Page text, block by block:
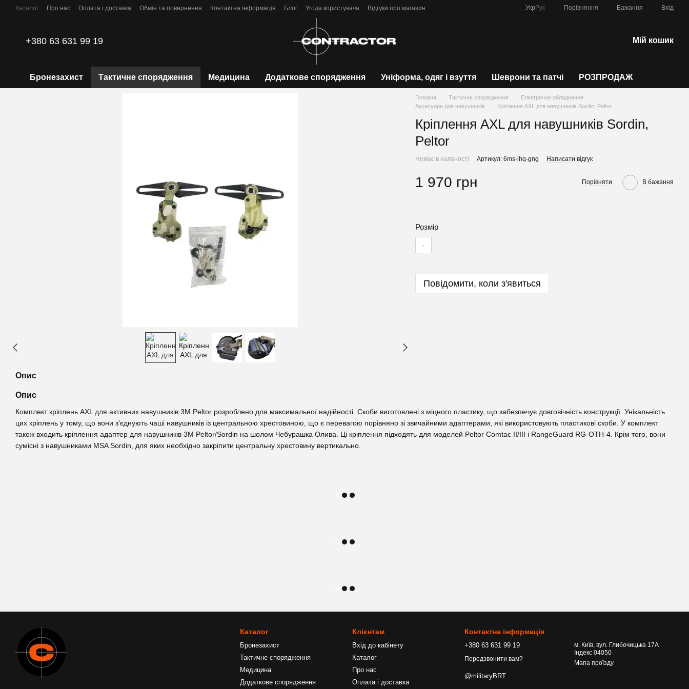
Перейти до основного контенту
Каталог Про нас Оплата і доставка Обмін та повернення Контактна інформація Блог Угода користувача
Відгуки про магазин
Укр Рус Порівняння Бажання Вхід
+380 63 631 99 19 Мій кошик
Бронезахист Тактичне спорядження Медицина Додаткове спорядження Уніформа, одяг і взуття Шеврони та патчі РОЗПРОДАЖ
Головна Тактичне спорядження
Електричне обладнання
Аксесуари для навушників
Кріплення AXL для навушників Sordin, Peltor
Кріплення AXL для навушників Sordin,
Peltor
Немає в наявності Артикул: 6ms-ihq-gng Написати відгук
1 970 грн Порівняти В бажання
Розмір
-
Повідомити, коли з'явиться
Опис
Опис
Комплект кріплень AXL для активних навушників 3M Peltor розроблено для максимальної надійності. Скоби виготовлені з міцного пластику, що забезпечує довговічність конструкції. Унікальність
цих кріплень у тому, що вони з'єднують чаші навушників із центральною хрестовиною, що є перевагою порівняно зі звичайними адаптерами, які використовують пластикові скоби. У комплект
також входить кріплення адаптер для навушників 3M Peltor/Sordin на шолом Чебурашка Олива. Ці кріплення підходять для моделей Peltor Comtac II/III і RangeGuard RG-OTH-4. Крім того, вони
сумісні з навушниками MSA Sordin, для яких необхідно закріпити центральну хрестовину вертикально.
Каталог
Бронезахист
Тактичне спорядження
Медицина
Додаткове спорядження
Клієнтам
Вхід до кабінету
Каталог
Про нас
Оплата і доставка
Контактна інформація
+380 63 631 99 19
Передзвонити вам?
@militaryBRT
м. Київ, вул. Глибочицька 17А
Індекс 04050
Мапа проїзду